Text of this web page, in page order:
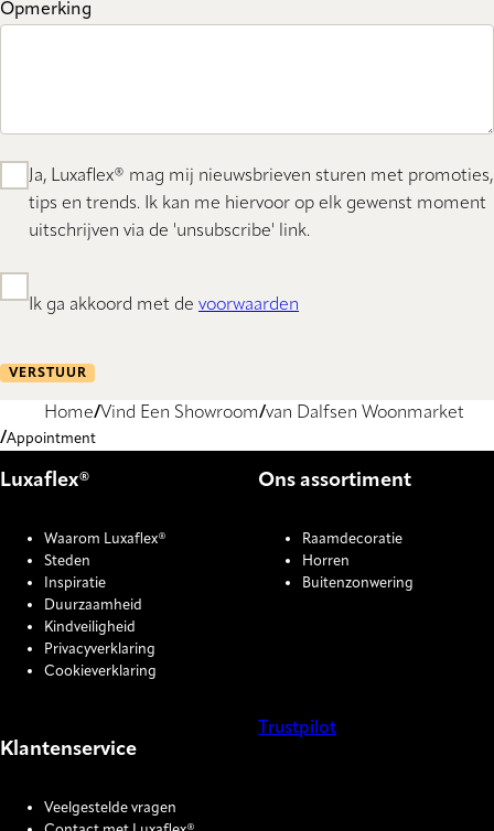
Opmerking
Ja, Luxaflex® mag mij nieuwsbrieven sturen met promoties,
tips en trends. Ik kan me hiervoor op elk gewenst moment
uitschrijven via de 'unsubscribe' link.
Ik ga akkoord met de voorwaarden
VERSTUUR
Home Vind Een Showroom van Dalfsen Woonmarket
Appointment
Luxaflex®
Waarom Luxaflex®
Steden
Inspiratie
Duurzaamheid
Kindveiligheid
Privacyverklaring
Cookieverklaring
Ons assortiment
Raamdecoratie
Horren
Buitenzonwering
Klantenservice
Veelgestelde vragen
Trustpilot